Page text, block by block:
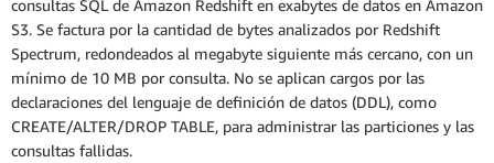
consultas SQL de Amazon Redshift en exabytes de datos en Amazon
S3. Se factura por la cantidad de bytes analizados por Redshift
Spectrum, redondeados al megabyte siguiente más cercano, con un
mínimo de 10 MB por consulta. No se aplican cargos por las
declaraciones del lenguaje de definición de datos (DDL), como
CREATE/ALTER/DROP TABLE, para administrar las particiones y las
consultas fallidas.